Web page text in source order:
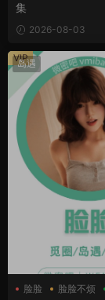
集
2026-08-03
岛遇
脸脸 脸脸不烦
VIP